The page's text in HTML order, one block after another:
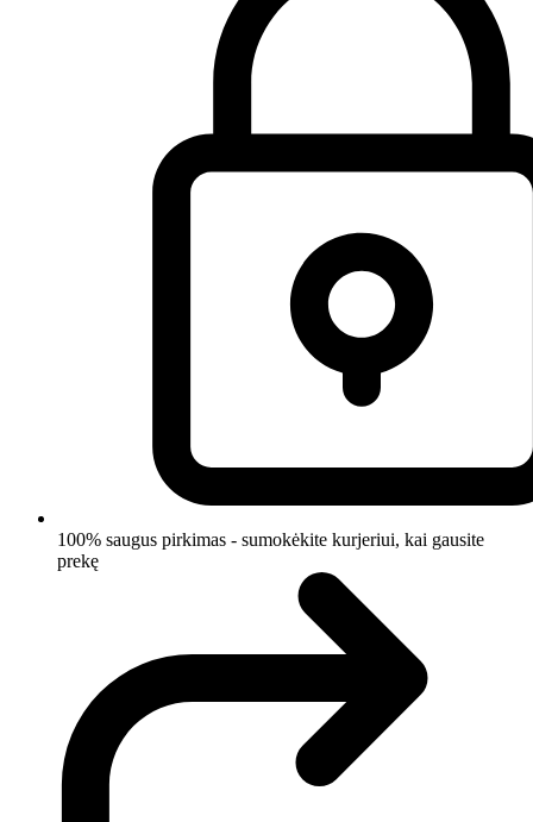
100% saugus pirkimas - sumokėkite kurjeriui, kai gausite
prekę